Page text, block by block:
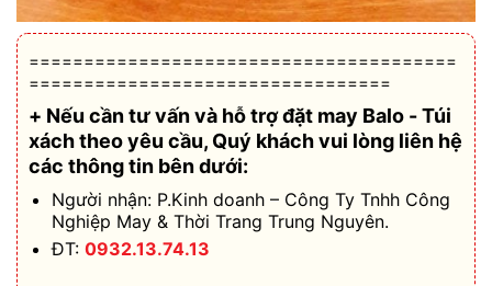
=======================================
=================================
+ Nếu cần tư vấn và hỗ trợđặt may Balo - Túi
xách theo yêu cầu, Quý khách vui lòng liên hệ
các thông tin bên dưới:
Người nhận: P.Kinh doanh – Công Ty Tnhh Công
Nghiệp May & Thời Trang Trung Nguyên.
ĐT: 0932.13.74.13